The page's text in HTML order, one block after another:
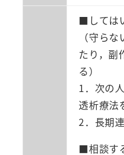
■しては
（守ら
たり，副
る）
1．次の
透析療法
2．長期
■相談す